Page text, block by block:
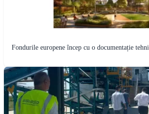
Fondurile europene încep cu o documentație